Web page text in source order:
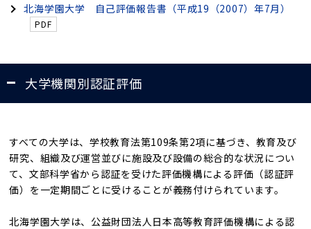
北海学園大学 自己評価報告書（平成19（2007）年7月）
大学機関別認証評価
すべての大学は、学校教育法第109条第2項に基づき、教育及び
研究、組織及び運営並びに施設及び設備の総合的な状況につい
て、文部科学省から認証を受けた評価機構による評価（認証評
価）を一定期間ごとに受けることが義務付けられています。
北海学園大学は、公益財団法人日本高等教育評価機構による認